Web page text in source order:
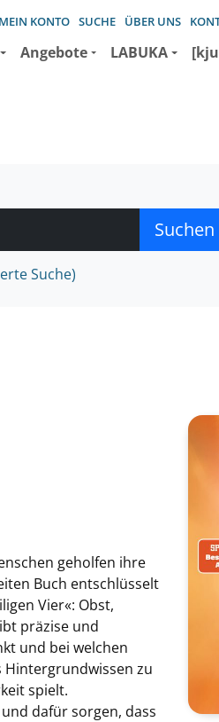
MEIN KONTO SUCHE ÜBER UNS
Angebote LABUKA
Suche)
geholfen ihre
Buch entschlüsselt
Vier«: Obst,
präzise und
und bei welchen
Hintergrundwissen zu
spielt.
dafür sorgen, dass